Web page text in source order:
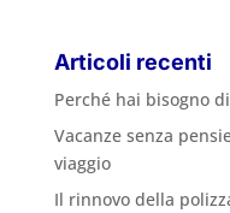
Articoli recenti
Perché hai bisogno
Vacanze senza
viaggio
Il rinnovo della